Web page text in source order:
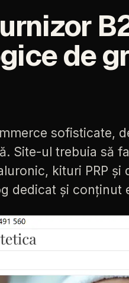
de
sofisticate,
Site-ul trebuia să
kituri PRP și
dedicat și conținut